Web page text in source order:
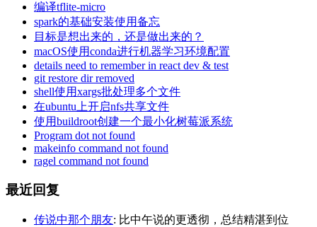
编译tflite-micro
spark的基础安装使用备忘
目标是想出来的，还是做出来的？
macOS使用conda进行机器学习环境配置
details need to remember in react dev & test
git restore dir removed
shell使用xargs批处理多个文件
在ubuntu上开启nfs共享文件
使用buildroot创建一个最小化树莓派系统
Program dot not found
makeinfo command not found
ragel command not found
最近回复
传说中那个朋友: 比中午说的更透彻，总结精湛到位